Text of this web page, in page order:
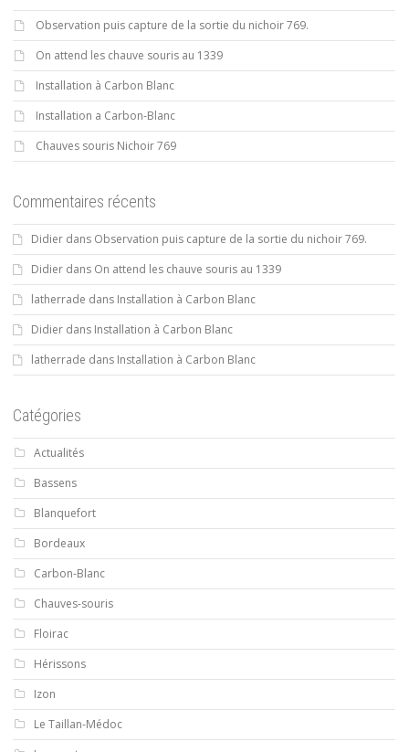
Observation puis capture de la sortie du nichoir 769.
On attend les chauve souris au 1339
Installation à Carbon Blanc
Installation a Carbon-Blanc
Chauves souris Nichoir 769
Commentaires récents
Didier dans Observation puis capture de la sortie du nichoir 769.
Didier dans On attend les chauve souris au 1339
latherrade dans Installation à Carbon Blanc
Didier dans Installation à Carbon Blanc
latherrade dans Installation à Carbon Blanc
Catégories
Actualités
Bassens
Blanquefort
Bordeaux
Carbon-Blanc
Chauves-souris
Floirac
Hérissons
Izon
Le Taillan-Médoc